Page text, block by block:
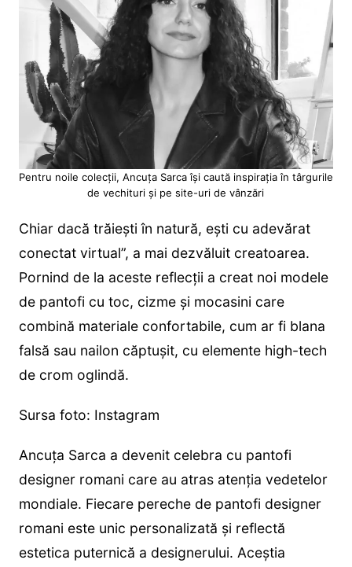
Pentru noile colecții, Ancuța Sarca își caută inspirația în târgurile
de vechituri și pe site-uri de vânzări
Chiar dacă trăiești în natură, ești cu adevărat
conectat virtual”, a mai dezvăluit creatoarea.
Pornind de la aceste reflecții a creat noi modele
de pantofi cu toc, cizme și mocasini care
combină materiale confortabile, cum ar fi blana
falsă sau nailon căptușit, cu elemente high-tech
de crom oglindă.
Sursa foto: Instagram
Ancuța Sarca a devenit celebra cu pantofi
designer romani care au atras atenția vedetelor
mondiale. Fiecare pereche de pantofi designer
romani este unic personalizată și reflectă
estetica puternică a designerului. Aceștia